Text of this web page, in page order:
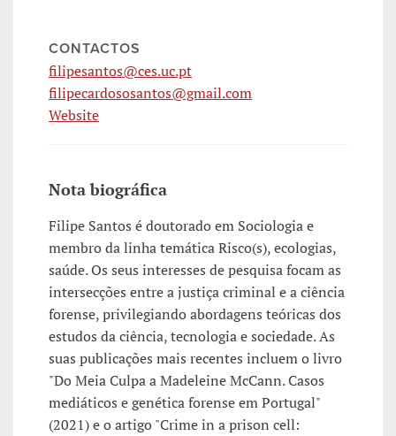
CONTACTOS
filipesantos@ces.uc.pt
filipecardososantos@gmail.com
Website
Nota biográfica
Filipe Santos é doutorado em Sociologia e
membro da linha temática Risco(s), ecologias,
saúde. Os seus interesses de pesquisa focam as
intersecções entre a justiça criminal e a ciência
forense, privilegiando abordagens teóricas dos
estudos da ciência, tecnologia e sociedade. As
suas publicações mais recentes incluem o livro
"Do Meia Culpa a Madeleine McCann. Casos
mediáticos e genética forense em Portugal"
(2021) e o artigo "Crime in a prison cell: